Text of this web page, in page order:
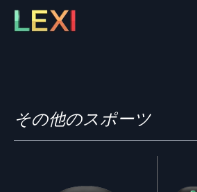
Skip
その他のスポーツ